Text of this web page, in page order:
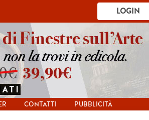
LOGIN
CONTATTI PUBBLICITÀ